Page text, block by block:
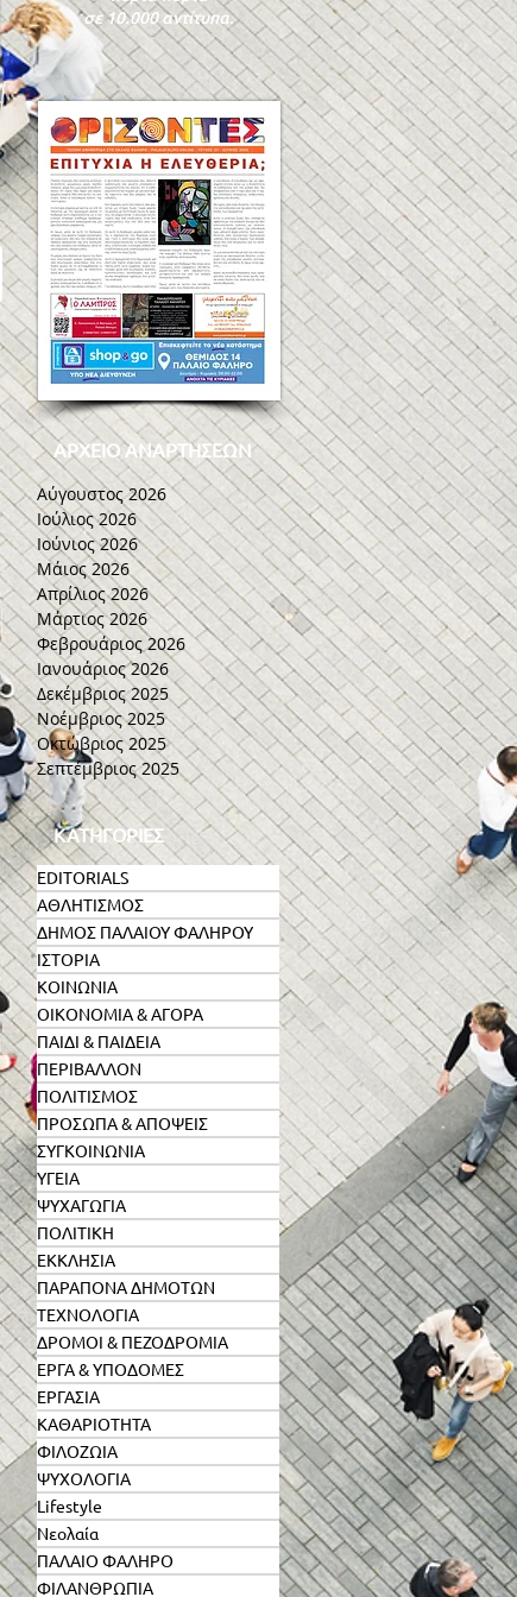
σε 10.000 αντίτυπα.
ΑΡΧΕΙΟ ΑΝΑΡΤΗΣΕΩΝ
Αύγουστος 2026
Ιούλιος 2026
Ιούνιος 2026
Μάιος 2026
Απρίλιος 2026
Μάρτιος 2026
Φεβρουάριος 2026
Ιανουάριος 2026
Δεκέμβριος 2025
Νοέμβριος 2025
Οκτώβριος 2025
Σεπτέμβριος 2025
ΚΑΤΗΓΟΡΙΕΣ
EDITORIALS
ΑΘΛΗΤΙΣΜΟΣ
ΔΗΜΟΣ ΠΑΛΑΙΟΥ ΦΑΛΗΡΟΥ
ΙΣΤΟΡΙΑ
ΚΟΙΝΩΝΙΑ
ΟΙΚΟΝΟΜΙΑ & ΑΓΟΡΑ
ΠΑΙΔΙ & ΠΑΙΔΕΙΑ
ΠΕΡΙΒΑΛΛΟΝ
ΠΟΛΙΤΙΣΜΟΣ
ΠΡΟΣΩΠΑ & ΑΠΟΨΕΙΣ
ΣΥΓΚΟΙΝΩΝΙΑ
ΥΓΕΙΑ
ΨΥΧΑΓΩΓΙΑ
ΠΟΛΙΤΙΚΗ
ΕΚΚΛΗΣΙΑ
ΠΑΡΑΠΟΝΑ ΔΗΜΟΤΩΝ
ΤΕΧΝΟΛΟΓΙΑ
ΔΡΟΜΟΙ & ΠΕΖΟΔΡΟΜΙΑ
ΕΡΓΑ & ΥΠΟΔΟΜΕΣ
ΕΡΓΑΣΙΑ
ΚΑΘΑΡΙΟΤΗΤΑ
ΦΙΛΟΖΩΙΑ
ΨΥΧΟΛΟΓΙΑ
Lifestyle
Νεολαία
ΠΑΛΑΙΟ ΦΑΛΗΡΟ
ΦΙΛΑΝΘΡΩΠΙΑ